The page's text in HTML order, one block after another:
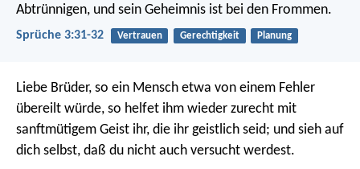
Abtrünnigen, und sein Geheimnis ist bei den Frommen.
Sprüche 3:31-32 Vertrauen Gerechtigkeit Planung
Liebe Brüder, so ein Mensch etwa von einem Fehler
übereilt würde, so helfet ihm wieder zurecht mit
sanftmütigem Geist ihr, die ihr geistlich seid; und sieh auf
dich selbst, daß du nicht auch versucht werdest.